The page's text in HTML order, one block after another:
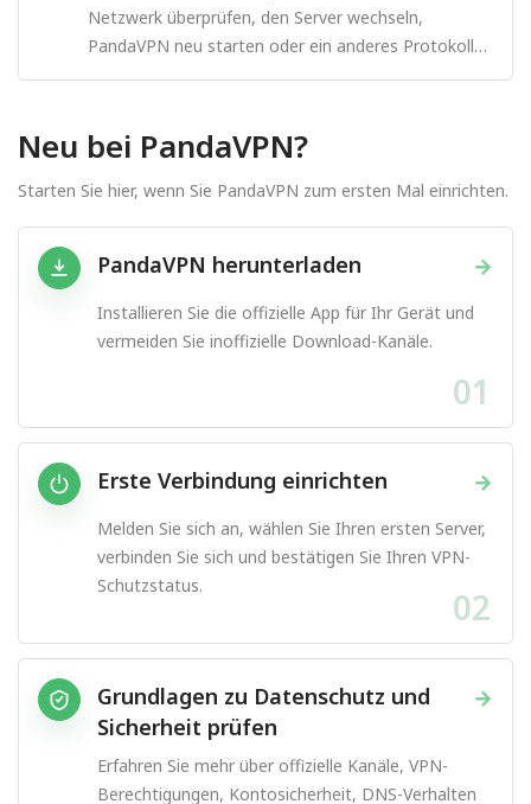
Netzwerk überprüfen, den Server wechseln,
PandaVPN neu starten oder ein anderes Protokoll
ausprobieren.
Neu bei PandaVPN?
Starten Sie hier, wenn Sie PandaVPN zum ersten Mal einrichten.
→
PandaVPN herunterladen
Installieren Sie die offizielle App für Ihr Gerät und
vermeiden Sie inoffizielle Download-Kanäle.
01
→
Erste Verbindung einrichten
Melden Sie sich an, wählen Sie Ihren ersten Server,
verbinden Sie sich und bestätigen Sie Ihren VPN-
Schutzstatus.
02
→
Grundlagen zu Datenschutz und
Sicherheit prüfen
Erfahren Sie mehr über offizielle Kanäle, VPN-
Berechtigungen, Kontosicherheit, DNS-Verhalten